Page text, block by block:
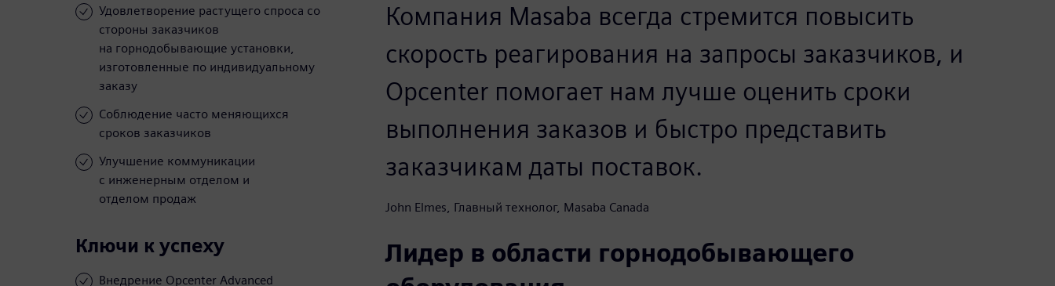
Удовлетворение растущего спроса со
стороны заказчиков
на горнодобывающие установки,
изготовленные по индивидуальному
заказу
Соблюдение часто меняющихся
сроков заказчиков
Улучшение коммуникации
с инженерным отделом и
отделом продаж
Ключи к успеху
Внедрение Opcenter Advanced
Компания Masaba всегда стремится повысить
скорость реагирования на запросы заказчиков, и
Opcenter помогает нам лучше оценить сроки
выполнения заказов и быстро представить
заказчикам даты поставок.
John Elmes, Главный технолог, Masaba Canada
Лидер в области горнодобывающего